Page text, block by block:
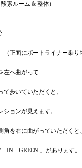
酸素ルーム & 整体）
正面にポートライナー乗り
左へ曲がって
歩いていただくと、
ョンが見えます。
を右に曲がっていただくと、
GREEN 」があります。